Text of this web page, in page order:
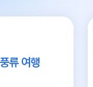
류 여행